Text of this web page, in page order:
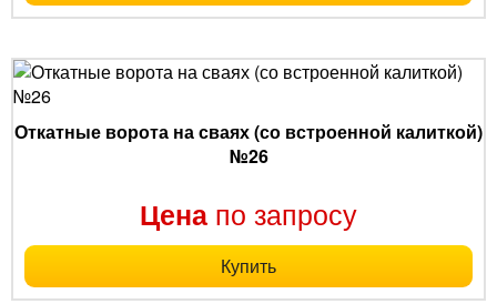
Откатные ворота на сваях (со встроенной калиткой)
№26
Цена по запросу
Купить